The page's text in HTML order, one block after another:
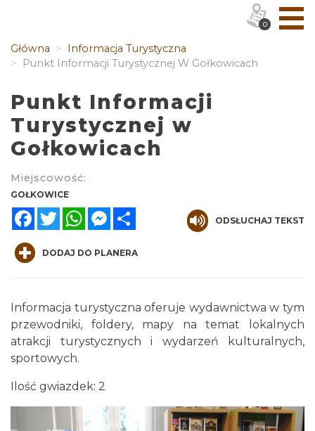
Główna
Informacja Turystyczna
Punkt Informacji Turystycznej W Gołkowicach
Punkt Informacji
Turystycznej w
Gołkowicach
Miejscowość:
GOŁKOWICE
FacebookTwitterWhatsAppMessenger
ODSŁUCHAJ TEKST
DODAJ DO PLANERA
Informacja turystyczna oferuje wydawnictwa w tym
przewodniki, foldery, mapy na temat lokalnych
atrakcji turystycznych i wydarzeń kulturalnych,
sportowych.
Ilość gwiazdek: 2
0